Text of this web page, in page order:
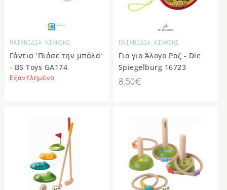
ΠΑΙΧΝΙΔΙΑ ΚΙΝΗΣΗΣ
Γάντια 'Πιάσε την μπάλα'
- BS Toys GA174
Εξαντλημένο
ΠΑΙΧΝΙΔΙΑ ΚΙΝΗΣΗΣ
Γιο γιο Άλογο Ροζ - Die
Spiegelburg 16723
8.50€